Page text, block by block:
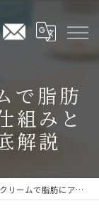
で脂肪
組みと
解説
ローチできる仕組みと現実的な効果を徹底解説